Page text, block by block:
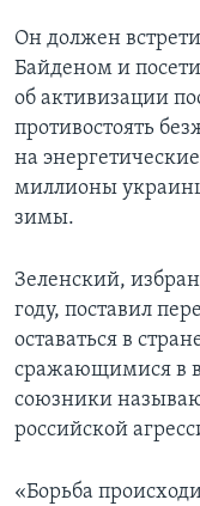
Он должен
Байденом и
об активизации
противостоять
на
миллионы
зимы.
Зеленский,
году, поставил
оставаться в
сражающимися в
союзники
российской
«Борьба